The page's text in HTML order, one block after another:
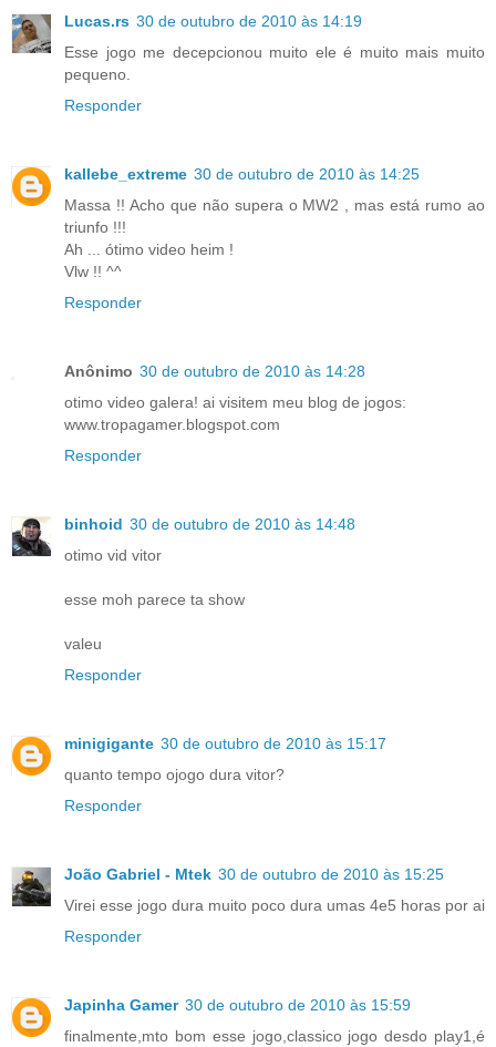
Lucas.rs 30 de outubro de 2010 às 14:19
Esse jogo me decepcionou muito ele é muito mais muito
pequeno.
Responder
kallebe_extreme 30 de outubro de 2010 às 14:25
Massa !! Acho que não supera o MW2 , mas está rumo ao
triunfo !!!
Ah ... ótimo video heim !
Vlw !! ^^
Responder
Anônimo 30 de outubro de 2010 às 14:28
otimo video galera! ai visitem meu blog de jogos:
www.tropagamer.blogspot.com
Responder
binhoid 30 de outubro de 2010 às 14:48
otimo vid vitor
esse moh parece ta show
valeu
Responder
minigigante 30 de outubro de 2010 às 15:17
quanto tempo ojogo dura vitor?
Responder
João Gabriel - Mtek 30 de outubro de 2010 às 15:25
Virei esse jogo dura muito poco dura umas 4e5 horas por ai
Responder
Japinha Gamer 30 de outubro de 2010 às 15:59
finalmente,mto bom esse jogo,classico jogo desdo play1,é